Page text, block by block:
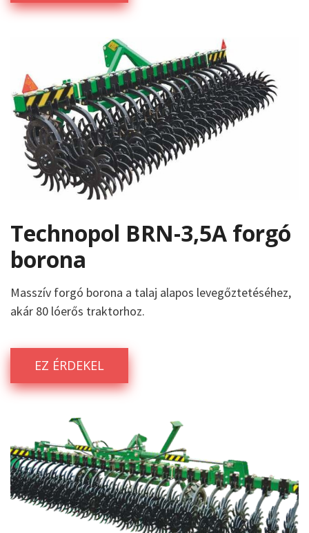
Technopol BRN-3,5A forgó
borona
Masszív forgó borona a talaj alapos levegőztetéséhez,
akár 80 lóerős traktorhoz.
EZ ÉRDEKEL